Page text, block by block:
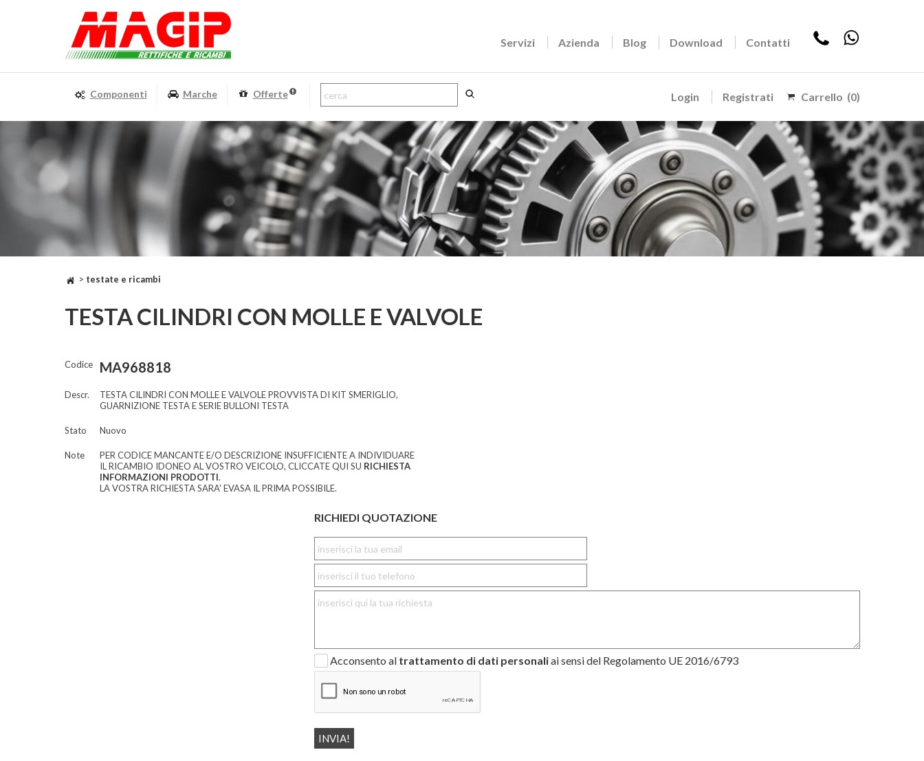
Servizi Azienda Blog Download Contatti
Login Registrati Carrello (0)
Componenti Marche Offerte
> testate e ricambi
TESTA CILINDRI CON MOLLE E VALVOLE
Codice MA968818
Descr.
TESTA CILINDRI CON MOLLE E VALVOLE PROVVISTA DI KIT SMERIGLIO,
GUARNIZIONE TESTA E SERIE BULLONI TESTA
Stato Nuovo
Note
PER CODICE MANCANTE E/O DESCRIZIONE INSUFFICIENTE A INDIVIDUARE
IL RICAMBIO IDONEO AL VOSTRO VEICOLO, CLICCATE QUI SU RICHIESTA
INFORMAZIONI PRODOTTI.
LA VOSTRA RICHIESTA SARA' EVASA IL PRIMA POSSIBILE.
RICHIEDI QUOTAZIONE
Acconsento al trattamento di dati personaliai sensi del Regolamento UE 2016/6793